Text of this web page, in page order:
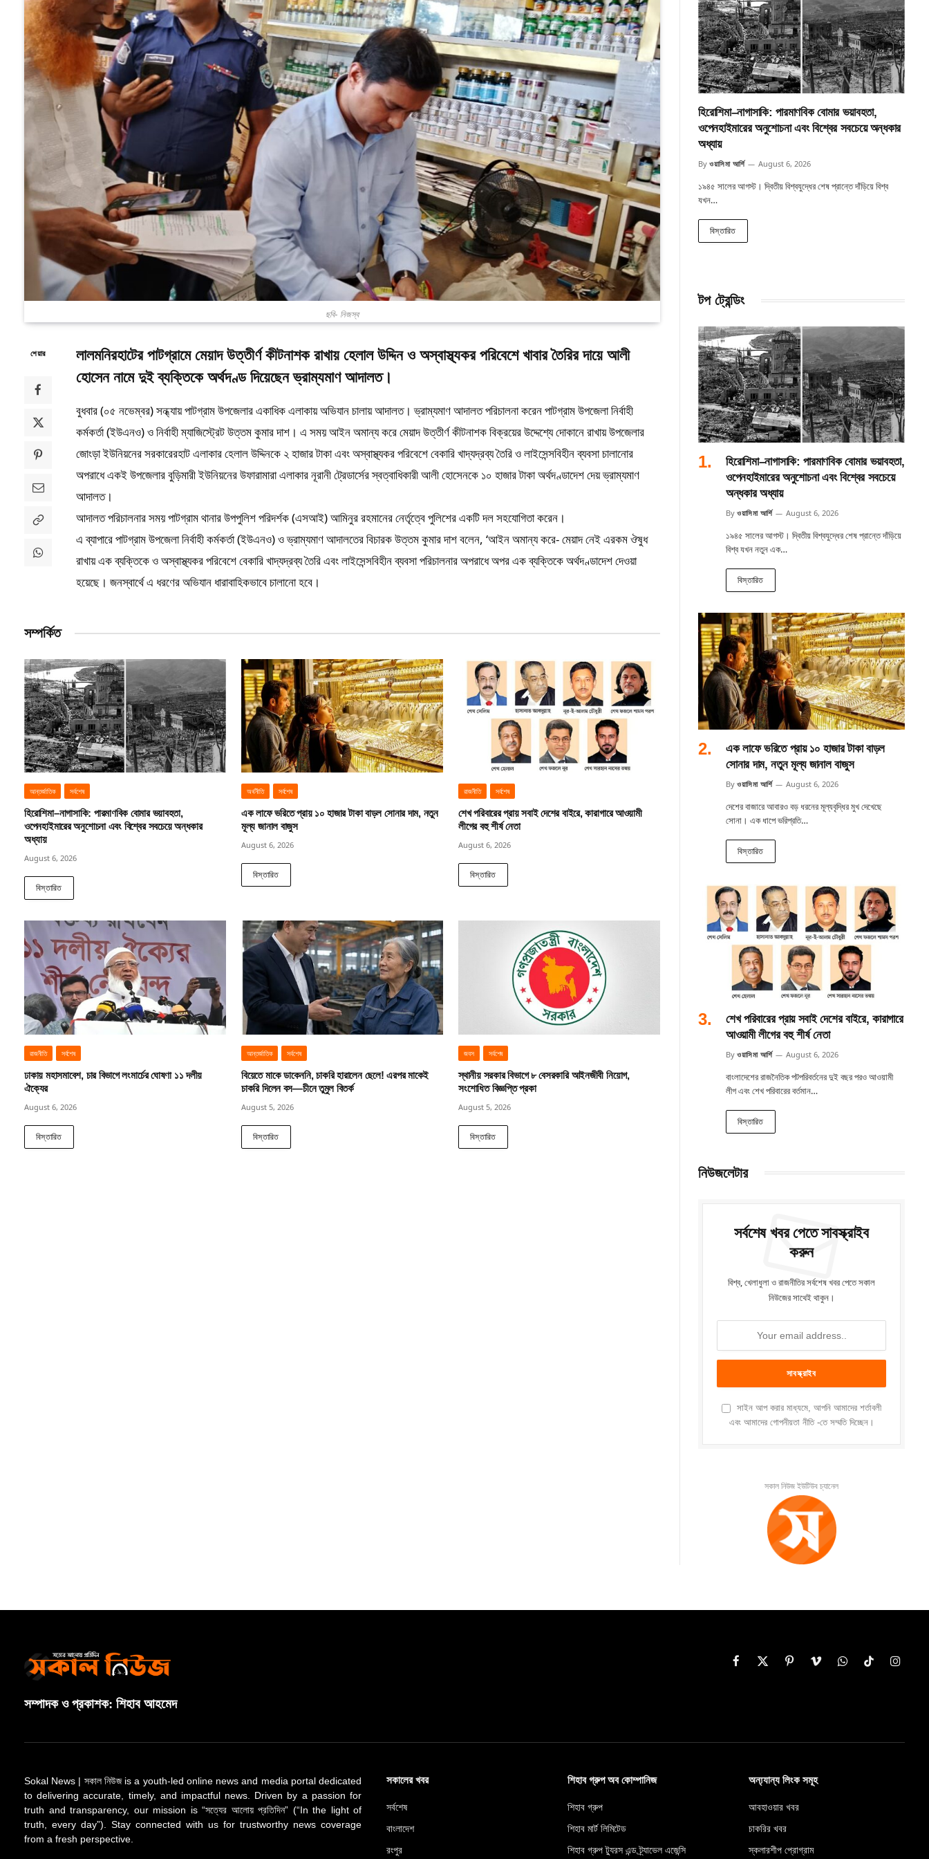
ছবি- নিজস্ব
শেয়ার
লালমনিরহাটের পাটগ্রামে মেয়াদ উত্তীর্ণ কীটনাশক রাখায় হেলাল উদ্দিন ও অস্বাস্থ্যকর পরিবেশে খাবার তৈরির দায়ে আলী
হোসেন নামে দুই ব্যক্তিকে অর্থদণ্ড দিয়েছেন ভ্রাম্যমাণ আদালত।
বুধবার (০৫ নভেম্বর) সন্ধ্যায় পাটগ্রাম উপজেলার একাধিক এলাকায় অভিযান চালায় আদালত। ভ্রাম্যমাণ আদালত পরিচালনা করেন পাটগ্রাম উপজেলা নির্বাহী
কর্মকর্তা (ইউএনও) ও নির্বাহী ম্যাজিস্ট্রেট উত্তম কুমার দাশ। এ সময় আইন অমান্য করে মেয়াদ উত্তীর্ণ কীটনাশক বিক্রয়ের উদ্দেশ্যে দোকানে রাখায় উপজেলার
জোংড়া ইউনিয়নের সরকারেরহাট এলাকার হেলাল উদ্দিনকে ২ হাজার টাকা এবং অস্বাস্থ্যকর পরিবেশে বেকারি খাদ্যদ্রব্য তৈরি ও লাইসেন্সবিহীন ব্যবসা চালানোর
অপরাধে একই উপজেলার বুড়িমারী ইউনিয়নের উফারামারা এলাকার নূরানী ট্রেডার্সের স্বত্বাধিকারী আলী হোসেনকে ১০ হাজার টাকা অর্থদণ্ডাদেশ দেয় ভ্রাম্যমাণ
আদালত।
আদালত পরিচালনার সময় পাটগ্রাম থানার উপপুলিশ পরিদর্শক (এসআই) আমিনুর রহমানের নের্তৃত্বে পুলিশের একটি দল সহযোগিতা করেন।
এ ব্যাপারে পাটগ্রাম উপজেলা নির্বাহী কর্মকর্তা (ইউএনও) ও ভ্রাম্যমাণ আদালতের বিচারক উত্তম কুমার দাশ বলেন, ‘আইন অমান্য করে- মেয়াদ নেই এরকম ঔষুধ
রাখায় এক ব্যক্তিকে ও অস্বাস্থ্যকর পরিবেশে বেকারি খাদ্যদ্রব্য তৈরি এবং লাইসেন্সবিহীন ব্যবসা পরিচালনার অপরাধে অপর এক ব্যক্তিকে অর্থদণ্ডাদেশ দেওয়া
হয়েছে। জনস্বার্থে এ ধরণের অভিযান ধারাবাহিকভাবে চালানো হবে।
সম্পর্কিত
আন্তর্জাতিক সর্বশেষ
হিরোশিমা–নাগাসাকি: পারমাণবিক বোমার ভয়াবহতা,
ওপেনহাইমারের অনুশোচনা এবং বিশ্বের সবচেয়ে অন্ধকার
অধ্যায়
August 6, 2026
বিস্তারিত
অর্থনীতি সর্বশেষ
এক লাফে ভরিতে প্রায় ১০ হাজার টাকা বাড়ল সোনার দাম, নতুন
মূল্য জানাল বাজুস
August 6, 2026
বিস্তারিত
রাজনীতি সর্বশেষ
শেখ পরিবারের প্রায় সবাই দেশের বাইরে, কারাগারে আওয়ামী
লীগের বহু শীর্ষ নেতা
August 6, 2026
বিস্তারিত
রাজনীতি সর্বশেষ
ঢাকায় মহাসমাবেশ, চার বিভাগে লংমার্চের ঘোষণা ১১ দলীয়
ঐক্যের
August 6, 2026
বিস্তারিত
আন্তর্জাতিক সর্বশেষ
বিয়েতে মাকে ডাকেননি, চাকরি হারালেন ছেলে! এরপর মাকেই
চাকরি দিলেন বস—চীনে তুমুল বিতর্ক
August 5, 2026
বিস্তারিত
জবস সর্বশেষ
স্থানীয় সরকার বিভাগে ৮ বেসরকারি আইনজীবী নিয়োগ,
সংশোধিত বিজ্ঞপ্তি প্রকা
August 5, 2026
বিস্তারিত
হিরোশিমা–নাগাসাকি: পারমাণবিক বোমার ভয়াবহতা,
ওপেনহাইমারের অনুশোচনা এবং বিশ্বের সবচেয়ে অন্ধকার
অধ্যায়
By ওয়াসিমা আর্শি August 6, 2026
১৯৪৫ সালের আগস্ট। দ্বিতীয় বিশ্বযুদ্ধের শেষ প্রান্তে দাঁড়িয়ে বিশ্ব
যখন…
বিস্তারিত
টপ ট্রেন্ডিং
হিরোশিমা–নাগাসাকি: পারমাণবিক বোমার ভয়াবহতা,
ওপেনহাইমারের অনুশোচনা এবং বিশ্বের সবচেয়ে
অন্ধকার অধ্যায়
By ওয়াসিমা আর্শি August 6, 2026
১৯৪৫ সালের আগস্ট। দ্বিতীয় বিশ্বযুদ্ধের শেষ প্রান্তে দাঁড়িয়ে
বিশ্ব যখন নতুন এক…
বিস্তারিত
এক লাফে ভরিতে প্রায় ১০ হাজার টাকা বাড়ল
সোনার দাম, নতুন মূল্য জানাল বাজুস
By ওয়াসিমা আর্শি August 6, 2026
দেশের বাজারে আবারও বড় ধরনের মূল্যবৃদ্ধির মুখ দেখেছে
সোনা। এক ধাপে ভরিপ্রতি…
বিস্তারিত
শেখ পরিবারের প্রায় সবাই দেশের বাইরে, কারাগারে
আওয়ামী লীগের বহু শীর্ষ নেতা
By ওয়াসিমা আর্শি August 6, 2026
বাংলাদেশের রাজনৈতিক পটপরিবর্তনের দুই বছর পরও আওয়ামী
লীগ এবং শেখ পরিবারের বর্তমান…
বিস্তারিত
নিউজলেটার
সর্বশেষ খবর পেতে সাবস্ক্রাইব
করুন
বিশ্ব, খেলাধুলা ও রাজনীতির সর্বশেষ খবর পেতে সকাল
নিউজের সাথেই থাকুন।
সাইন আপ করার মাধ্যমে, আপনি আমাদের শর্তাবলী
এবং আমাদের গোপনীয়তা নীতি -তে সম্মতি দিচ্ছেন।
সকাল নিউজ ইউটিউব চ্যানেল
সম্পাদক ও প্রকাশক: শিহাব আহমেদ
Facebook
X
PinterestVimeoWhatsAppTikTok
Sokal News | সকাল নিউজ is a youth-led online news and media portal dedicated
to delivering accurate, timely, and impactful news. Driven by a passion for
truth and transparency, our mission is “সত্যের আলোয় প্রতিদিন” (“In the light of
truth, every day”). Stay connected with us for trustworthy news coverage
from a fresh perspective.
সকালের খবর
সর্বশেষ
বাংলাদেশ
রংপুর
শিহাব গ্রুপ অব কোম্পানিজ
শিহাব গ্রুপ
শিহাব মার্ট লিমিটেড
শিহাব গ্রুপ ট্যুরস এন্ড ট্র্যাভেল এজেন্সি
অন্য্যান্য লিংক সমূহ
আবহাওয়ার খবর
চাকরির খবর
স্কলারশীপ প্রোগ্রাম